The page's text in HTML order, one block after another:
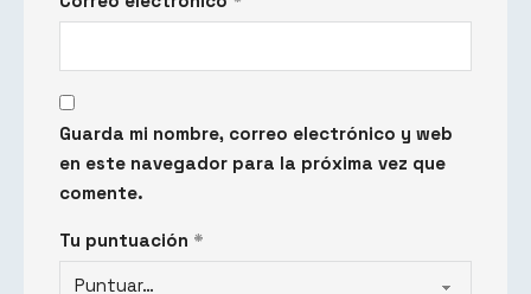
Guarda mi nombre, correo electrónico y web
en este navegador para la próxima vez que
comente.
Tu puntuación *